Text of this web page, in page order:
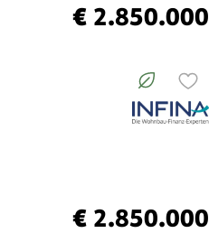
€ 2.850.000
€ 2.850.000